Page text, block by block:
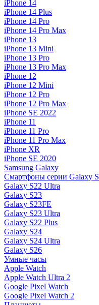
iPhone 14
iPhone 14 Plus
iPhone 14 Pro
iPhone 14 Pro Max
iPhone 13
iPhone 13 Mini
iPhone 13 Pro
iPhone 13 Pro Max
iPhone 12
iPhone 12 Mini
iPhone 12 Pro
iPhone 12 Pro Max
iPhone SE 2022
iPhone 11
iPhone 11 Pro
iPhone 11 Pro Max
iPhone XR
iPhone SE 2020
Samsung Galaxy
Смартфоны серии Galaxy S
Galaxy S22 Ultra
Galaxy S23
Galaxy S23FE
Galaxy S23 Ultra
Galaxy S22 Plus
Galaxy S24
Galaxy S24 Ultra
Galaxy S26
Умные часы
Apple Watch
Apple Watch Ultra 2
Google Pixel Watch
Google Pixel Watch 2